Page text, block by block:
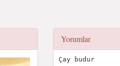
Yorumlar
Çay budur